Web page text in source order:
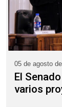
05 de agosto
El
varios